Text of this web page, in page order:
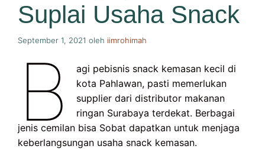
Suplai Usaha Snack
September 1, 2021 oleh iimrohimah
B
agi pebisnis snack kemasan kecil di
kota Pahlawan, pasti memerlukan
supplier dari distributor makanan
ringan Surabaya terdekat. Berbagai
jenis cemilan bisa Sobat dapatkan untuk menjaga
keberlangsungan usaha snack kemasan.